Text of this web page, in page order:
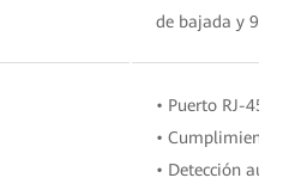
de bajada y
• Puerto RJ-45
• Cumplimiento
• Detección